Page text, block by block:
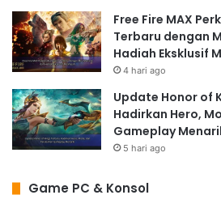
Free Fire MAX
Terbaru dengan
Hadiah Eksklusif
4 hari ago
Update Honor of
Hadirkan Hero,
Gameplay
5 hari ago
Game PC & Konsol